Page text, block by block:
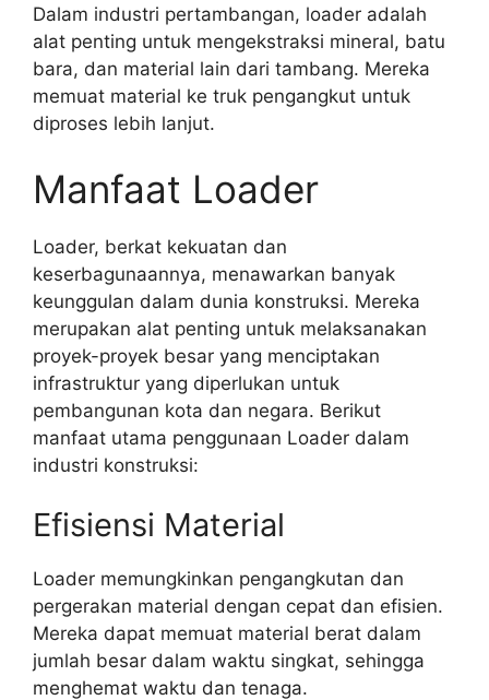
Dalam industri pertambangan, loader adalah
alat penting untuk mengekstraksi mineral, batu
bara, dan material lain dari tambang. Mereka
memuat material ke truk pengangkut untuk
diproses lebih lanjut.
Manfaat Loader
Loader, berkat kekuatan dan
keserbagunaannya, menawarkan banyak
keunggulan dalam dunia konstruksi. Mereka
merupakan alat penting untuk melaksanakan
proyek-proyek besar yang menciptakan
infrastruktur yang diperlukan untuk
pembangunan kota dan negara. Berikut
manfaat utama penggunaan Loader dalam
industri konstruksi:
Efisiensi Material
Loader memungkinkan pengangkutan dan
pergerakan material dengan cepat dan efisien.
Mereka dapat memuat material berat dalam
jumlah besar dalam waktu singkat, sehingga
menghemat waktu dan tenaga.